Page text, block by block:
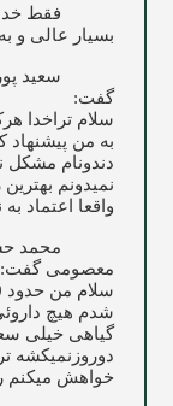
فقط خدا
بسیار عالی و
سعید
گفت:
سلام تراخدا
به من پیشنهاد
دندونام مشکل
نمیدونم
واقعا اعتماد
محمد
معصومی گفت:
شدم هیچ
گیاهی خیلی
دوروزنمیكشه
خواهش میكنم